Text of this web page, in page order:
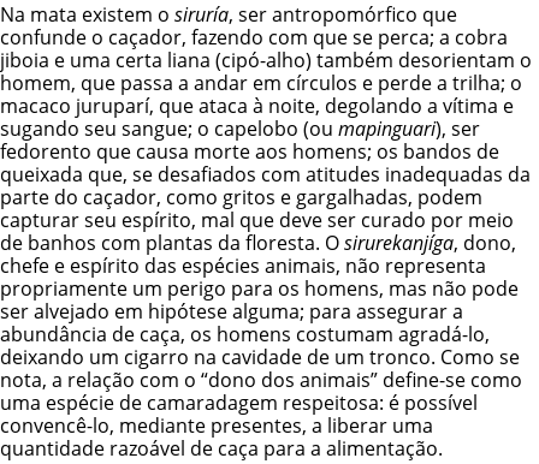
Na mata existem o siruría, ser antropomórfico que
confunde o caçador, fazendo com que se perca; a cobra
jiboia e uma certa liana (cipó-alho) também desorientam o
homem, que passa a andar em círculos e perde a trilha; o
macaco juruparí, que ataca à noite, degolando a vítima e
sugando seu sangue; o capelobo (ou mapinguari), ser
fedorento que causa morte aos homens; os bandos de
queixada que, se desafiados com atitudes inadequadas da
parte do caçador, como gritos e gargalhadas, podem
capturar seu espírito, mal que deve ser curado por meio
de banhos com plantas da floresta. Osirurekanjíga, dono,
chefe e espírito das espécies animais, não representa
propriamente um perigo para os homens, mas não pode
ser alvejado em hipótese alguma; para assegurar a
abundância de caça, os homens costumam agradá-lo,
deixando um cigarro na cavidade de um tronco. Como se
nota, a relação com o “dono dos animais” define-se como
uma espécie de camaradagem respeitosa: é possível
convencê-lo, mediante presentes, a liberar uma
quantidade razoável de caça para a alimentação.